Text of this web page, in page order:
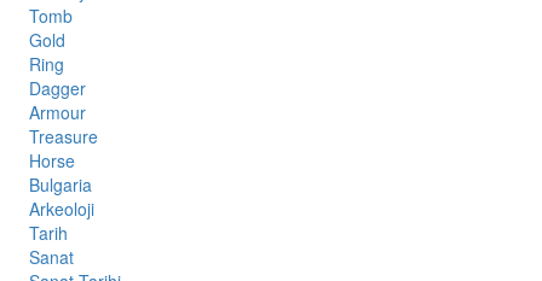
Tomb
Gold
Ring
Dagger
Armour
Treasure
Horse
Bulgaria
Arkeoloji
Tarih
Sanat